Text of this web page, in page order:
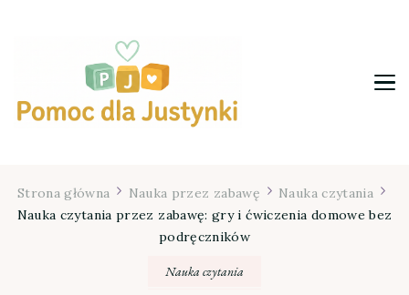
Strona główna Nauka przez zabawę
Nauka czytania
Nauka czytania przez zabawę: gry i ćwiczenia domowe bez
podręczników
Nauka czytania